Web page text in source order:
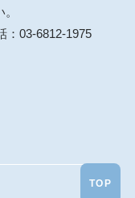
TOP
：03-6812-1975